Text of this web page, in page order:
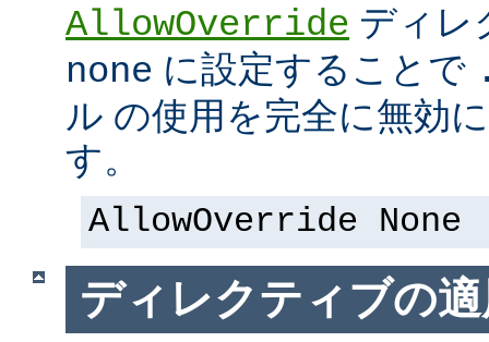
AllowOverride ディレ
none に設定することで
ル の使用を完全に無効
す。
AllowOverride None
ディレクティブの